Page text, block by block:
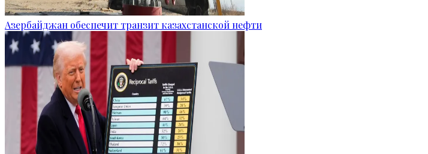
Азербайджан обеспечит транзит казахстанской нефти